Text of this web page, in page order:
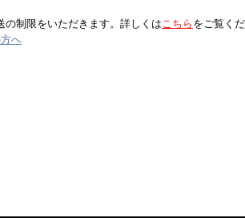
限をいただきます。詳しくは こちら をご覧ください
へ